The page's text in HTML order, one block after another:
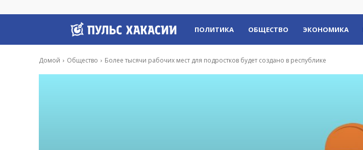
Пульс
Хакасии
ПОЛИТИКА ОБЩЕСТВО ЭКОНОМИКА
Домой Общество Более тысячи рабочих мест для подростков будет создано в республике